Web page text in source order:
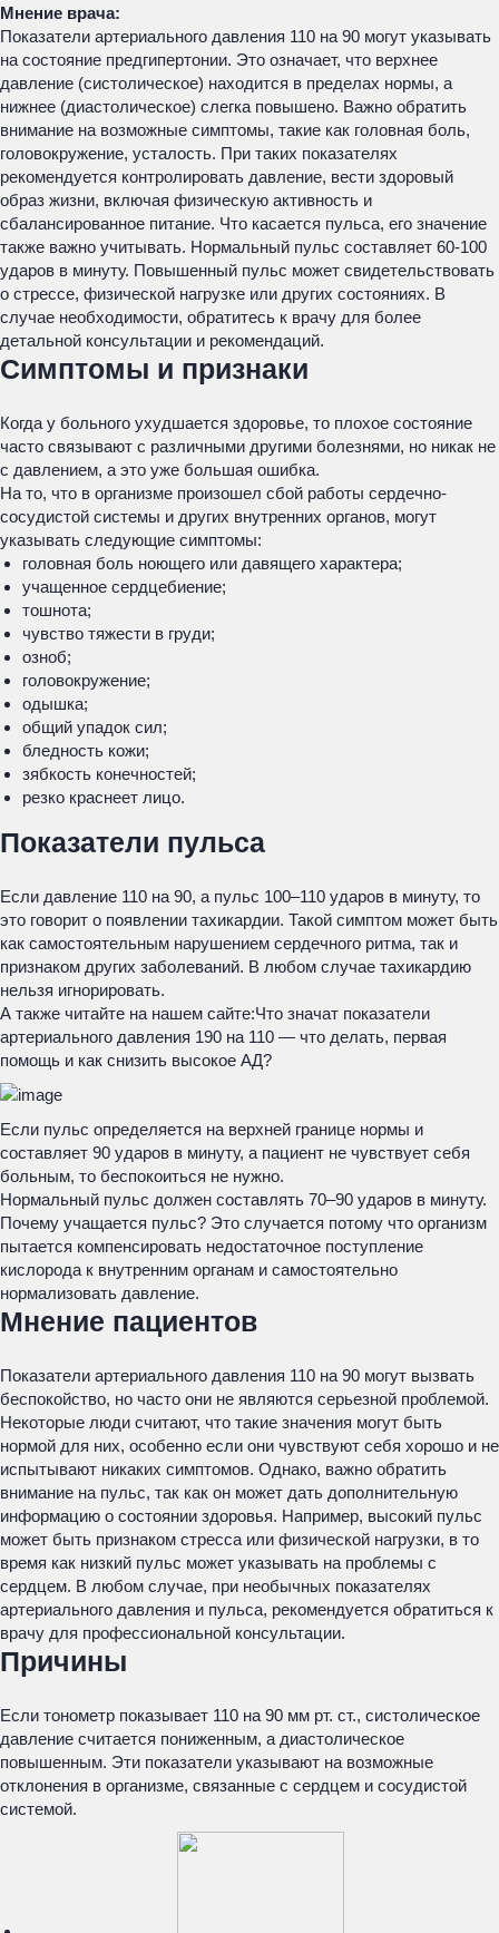
Мнение врача:
Показатели артериального давления 110 на 90 могут указывать
на состояние предгипертонии. Это означает, что верхнее
давление (систолическое) находится в пределах нормы, а
нижнее (диастолическое) слегка повышено. Важно обратить
внимание на возможные симптомы, такие как головная боль,
головокружение, усталость. При таких показателях
рекомендуется контролировать давление, вести здоровый
образ жизни, включая физическую активность и
сбалансированное питание. Что касается пульса, его значение
также важно учитывать. Нормальный пульс составляет 60-100
ударов в минуту. Повышенный пульс может свидетельствовать
о стрессе, физической нагрузке или других состояниях. В
случае необходимости, обратитесь к врачу для более
детальной консультации и рекомендаций.
Симптомы и признаки
Когда у больного ухудшается здоровье, то плохое состояние
часто связывают с различными другими болезнями, но никак не
с давлением, а это уже большая ошибка.
На то, что в организме произошел сбой работы сердечно-
сосудистой системы и других внутренних органов, могут
указывать следующие симптомы:
головная боль ноющего или давящего характера;
учащенное сердцебиение;
тошнота;
чувство тяжести в груди;
озноб;
головокружение;
одышка;
общий упадок сил;
бледность кожи;
зябкость конечностей;
резко краснеет лицо.
Показатели пульса
Если давление 110 на 90, а пульс 100–110 ударов в минуту, то
это говорит о появлении тахикардии. Такой симптом может быть
как самостоятельным нарушением сердечного ритма, так и
признаком других заболеваний. В любом случае тахикардию
нельзя игнорировать.
А также читайте на нашем сайте:Что значат показатели
артериального давления 190 на 110 — что делать, первая
помощь и как снизить высокое АД?
Если пульс определяется на верхней границе нормы и
составляет 90 ударов в минуту, а пациент не чувствует себя
больным, то беспокоиться не нужно.
Нормальный пульс должен составлять 70–90 ударов в минуту.
Почему учащается пульс? Это случается потому что организм
пытается компенсировать недостаточное поступление
кислорода к внутренним органам и самостоятельно
нормализовать давление.
Мнение пациентов
Показатели артериального давления 110 на 90 могут вызвать
беспокойство, но часто они не являются серьезной проблемой.
Некоторые люди считают, что такие значения могут быть
нормой для них, особенно если они чувствуют себя хорошо и не
испытывают никаких симптомов. Однако, важно обратить
внимание на пульс, так как он может дать дополнительную
информацию о состоянии здоровья. Например, высокий пульс
может быть признаком стресса или физической нагрузки, в то
время как низкий пульс может указывать на проблемы с
сердцем. В любом случае, при необычных показателях
артериального давления и пульса, рекомендуется обратиться к
врачу для профессиональной консультации.
Причины
Если тонометр показывает 110 на 90 мм рт. ст., систолическое
давление считается пониженным, а диастолическое
повышенным. Эти показатели указывают на возможные
отклонения в организме, связанные с сердцем и сосудистой
системой.